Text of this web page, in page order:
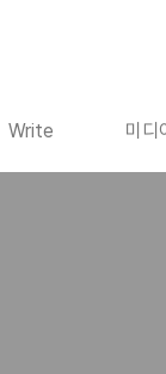
Write 미디